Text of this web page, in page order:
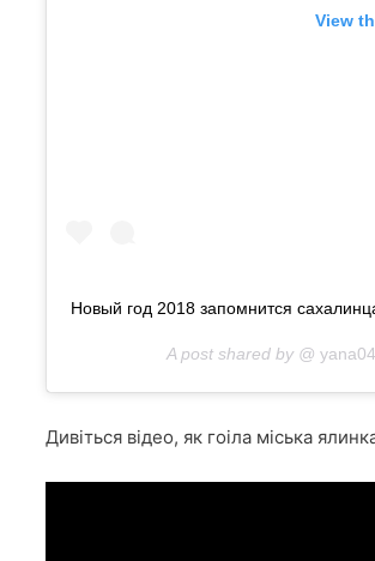
View
Новый год 2018 запомнится
A post shared by @
Дивіться відео, як гоіла міська